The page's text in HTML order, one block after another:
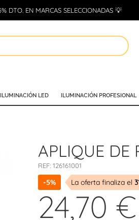
DTO. EN MARCAS SELECCIONADAS 💡
ILUMINACIÓN LED ILUMINACIÓN PROFESIONAL
APLIQUE DE
REF: 126161001
-5% La oferta finaliza el
24,70 €